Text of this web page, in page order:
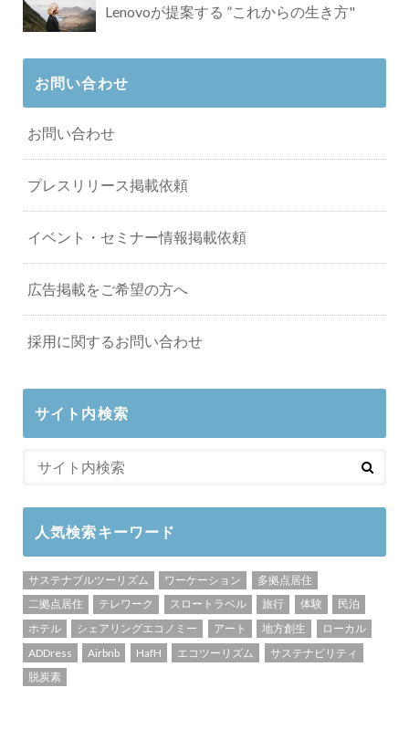
Lenovoが提案する ”これからの生き方"
お問い合わせ
お問い合わせ
プレスリリース掲載依頼
イベント・セミナー情報掲載依頼
広告掲載をご希望の方へ
採用に関するお問い合わせ
サイト内検索
人気検索キーワード
サステナブルツーリズム ワーケーション
多拠点居住
二拠点居住
テレワーク スロートラベル 旅行 体験
民泊
ホテル
シェアリングエコノミー アート 地方創生
ローカル
ADDress
Airbnb HafH エコツーリズム
サステナビリティ
脱炭素